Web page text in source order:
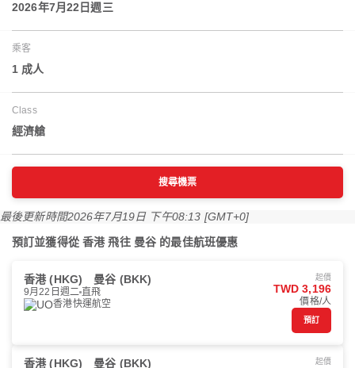
2026年7月22日週三
乘客
1 成人
Class
經濟艙
搜尋機票
最後更新時間2026年7月19日 下午08:13 [GMT+0]
預訂並獲得從 香港 飛往 曼谷 的最佳航班優惠
香港 (HKG) 曼谷 (BKK)
9月22日週二 直飛
香港快運航空
起價
TWD 3,196
價格/人
預訂
香港 (HKG) 曼谷 (BKK) 起價